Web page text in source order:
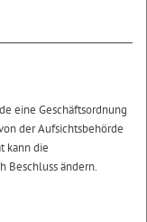
eine Geschäftsordnung
der Aufsichtsbehörde
kann die
Beschluss ändern.